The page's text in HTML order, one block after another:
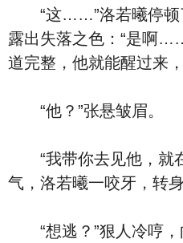
“这……”洛若曦停顿
露出失落之色：“是啊
道完整，他就能醒过来
“他？”张悬皱眉。
“我带你去见他，就
气，洛若曦一咬牙，转
“想逃？”狠人冷哼，